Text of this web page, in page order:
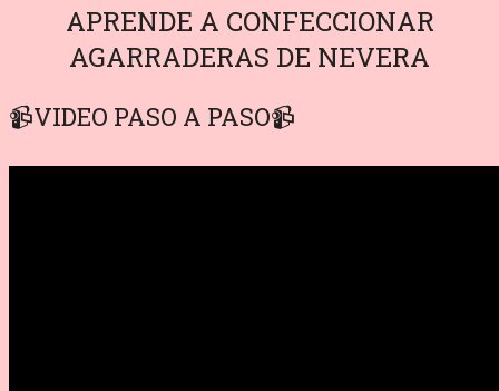
APRENDE A CONFECCIONAR
AGARRADERAS DE NEVERA
📹VIDEO PASO A PASO📹